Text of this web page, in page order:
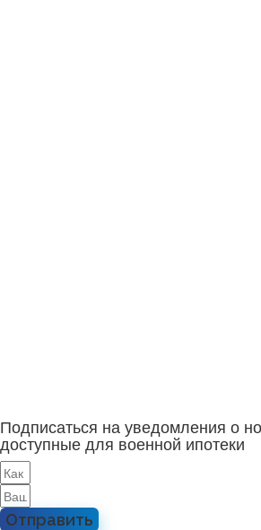
Подписаться на уведомления о
доступные для военной ипотеки
Отправить